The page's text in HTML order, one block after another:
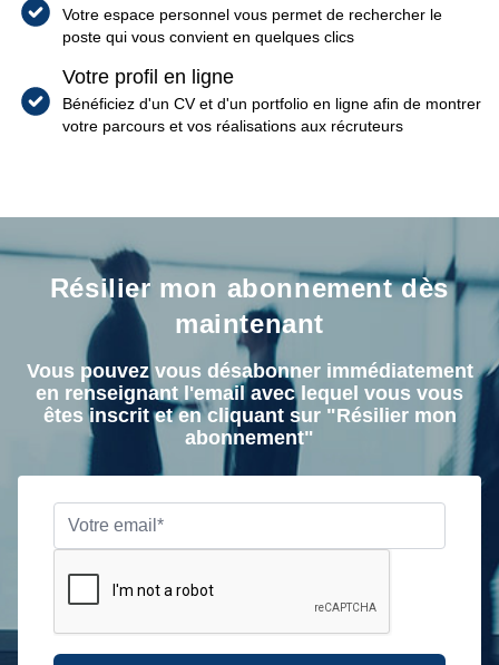
Votre espace personnel vous permet de rechercher le
poste qui vous convient en quelques clics
Votre profil en ligne
Bénéficiez d'un CV et d'un portfolio en ligne afin de montrer
votre parcours et vos réalisations aux récruteurs
Résilier mon abonnement dès
maintenant
Vous pouvez vous désabonner immédiatement
en renseignant l'email avec lequel vous vous
êtes inscrit et en cliquant sur "Résilier mon
abonnement"